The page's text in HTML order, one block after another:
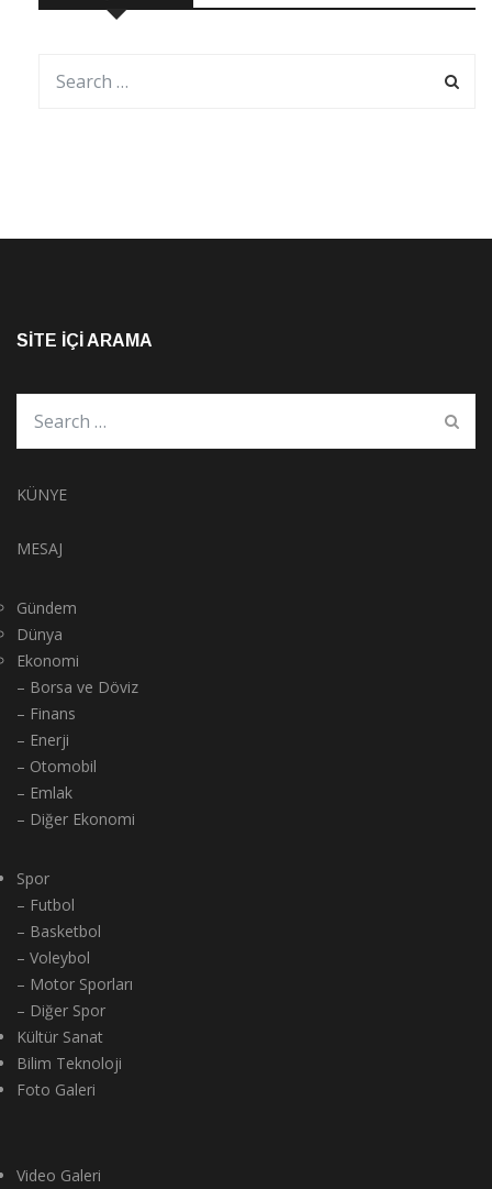
SITE İÇI ARAMA
KÜNYE
MESAJ
Gündem
Dünya
Ekonomi
– Borsa ve Döviz
– Finans
– Enerji
– Otomobil
– Emlak
– Diğer Ekonomi
Spor
– Futbol
– Basketbol
– Voleybol
– Motor Sporları
– Diğer Spor
Kültür Sanat
Bilim Teknoloji
Foto Galeri
Video Galeri